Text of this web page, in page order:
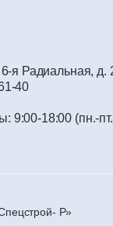
я Радиальная, д.
40
9:00-18:00 (пн.-
Р»